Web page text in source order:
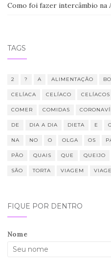
Como foi fazer intercâmbio na
TAGS
2 ? A ALIMENTAÇÃO
CELÍACA CELÍACO CELÍACOS
COMER COMIDAS
DE DIA A DIA DIETA E
NA NO O OLGA OS
PÃO QUAIS QUE QUEIJO
SÃO TORTA VIAGEM
FIQUE POR DENTRO
Nome